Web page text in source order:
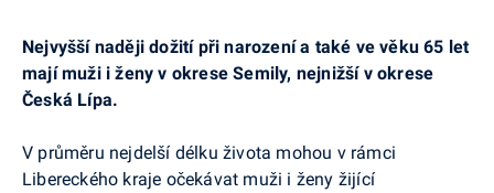
Nejvyšší naději dožití při narození a také ve věku 65 let
mají muži i ženy v okrese Semily, nejnižší v okrese
Česká Lípa.
V průměru nejdelší délku života mohou v rámci
Libereckého kraje očekávat muži i ženy žijící